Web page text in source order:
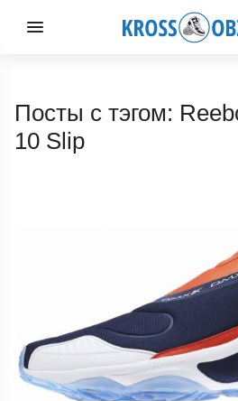
Посты с тэгом:
10 Slip